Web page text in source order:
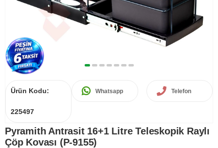
Ürün Kodu:
225497
Whatsapp Telefon
Pyramith Antrasit 16+1 Litre Teleskopik Raylı
Çöp Kovası (P-9155)